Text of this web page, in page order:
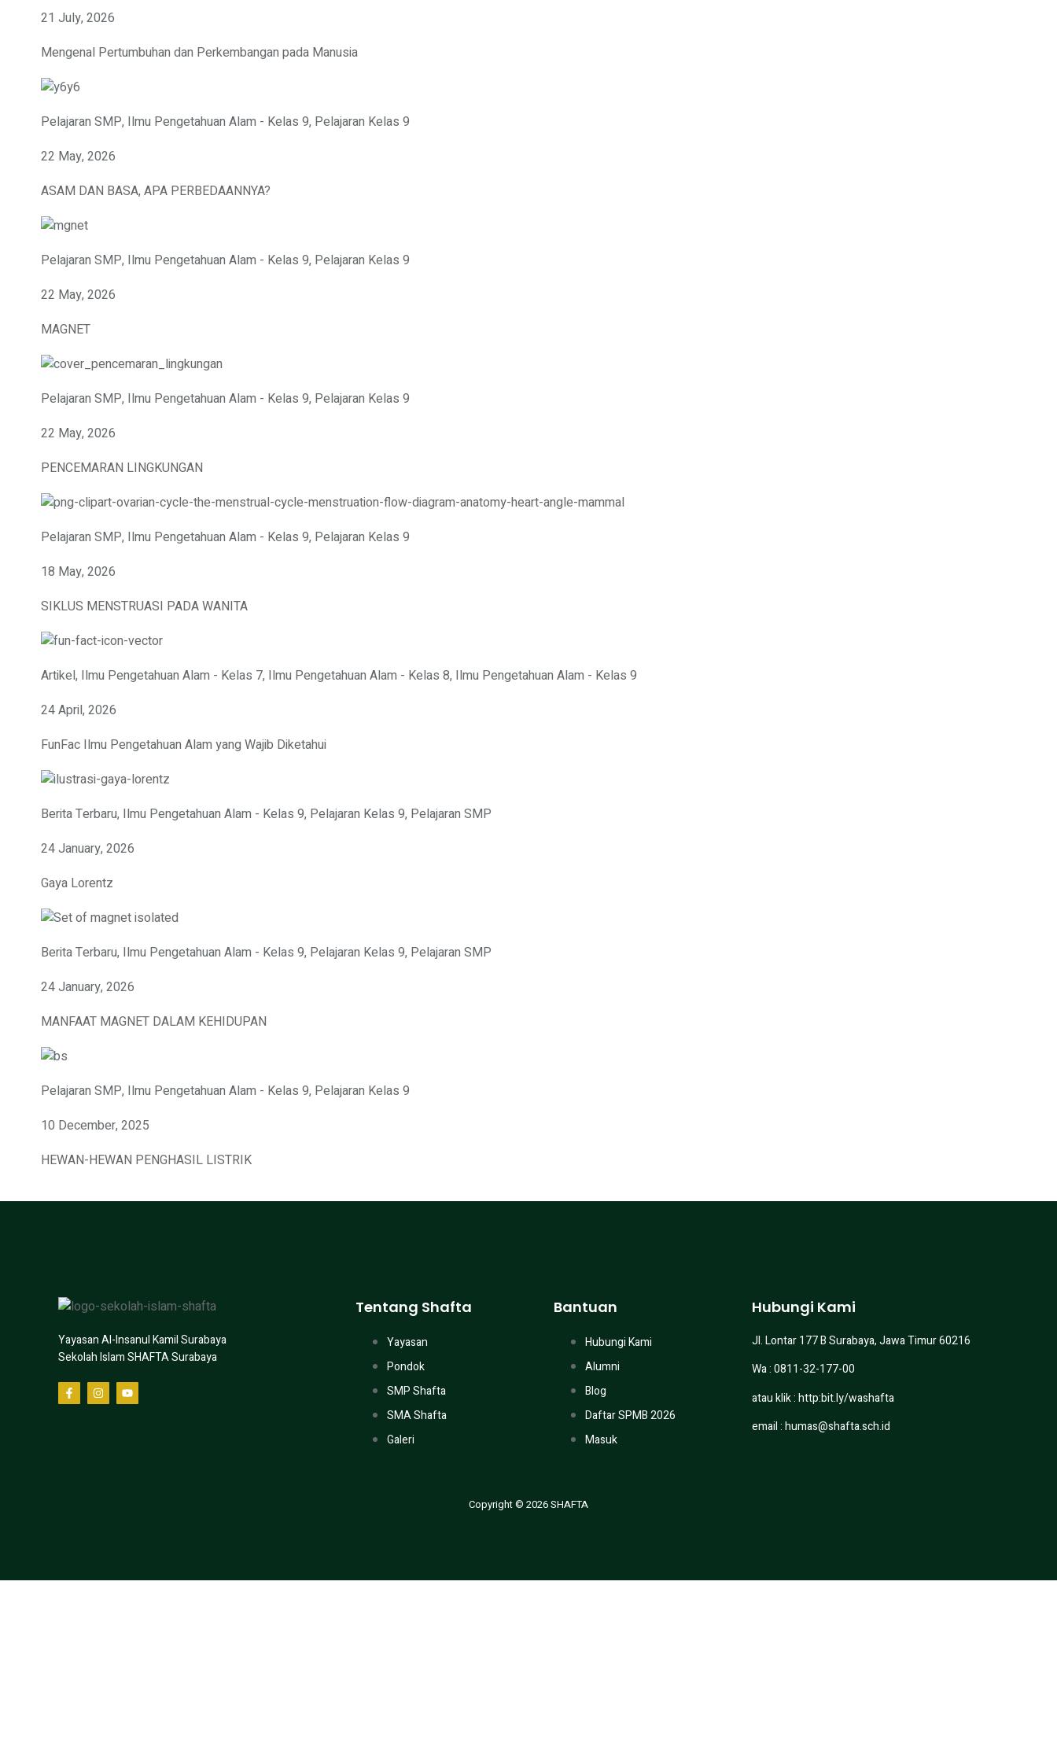
21 July, 2026
Mengenal Pertumbuhan dan Perkembangan pada Manusia
Pelajaran SMP, Ilmu Pengetahuan Alam - Kelas 9, Pelajaran Kelas 9
22 May, 2026
ASAM DAN BASA, APA PERBEDAANNYA?
Pelajaran SMP, Ilmu Pengetahuan Alam - Kelas 9, Pelajaran Kelas 9
22 May, 2026
MAGNET
Pelajaran SMP, Ilmu Pengetahuan Alam - Kelas 9, Pelajaran Kelas 9
22 May, 2026
PENCEMARAN LINGKUNGAN
Pelajaran SMP, Ilmu Pengetahuan Alam - Kelas 9, Pelajaran Kelas 9
18 May, 2026
SIKLUS MENSTRUASI PADA WANITA
Artikel, Ilmu Pengetahuan Alam - Kelas 7, Ilmu Pengetahuan Alam - Kelas 8, Ilmu Pengetahuan Alam - Kelas 9
24 April, 2026
FunFac Ilmu Pengetahuan Alam yang Wajib Diketahui
Berita Terbaru, Ilmu Pengetahuan Alam - Kelas 9, Pelajaran Kelas 9, Pelajaran SMP
24 January, 2026
Gaya Lorentz
Berita Terbaru, Ilmu Pengetahuan Alam - Kelas 9, Pelajaran Kelas 9, Pelajaran SMP
24 January, 2026
MANFAAT MAGNET DALAM KEHIDUPAN
Pelajaran SMP, Ilmu Pengetahuan Alam - Kelas 9, Pelajaran Kelas 9
10 December, 2025
HEWAN-HEWAN PENGHASIL LISTRIK
Yayasan Al-Insanul Kamil Surabaya
Sekolah Islam SHAFTA Surabaya
Tentang Shafta
Yayasan
Pondok
SMP Shafta
SMA Shafta
Galeri
Bantuan
Hubungi Kami
Alumni
Blog
Daftar SPMB 2026
Masuk
Hubungi Kami
Jl. Lontar 177 B Surabaya, Jawa Timur 60216
Wa : 0811-32-177-00
atau klik :http:bit.ly/washafta
email :humas@shafta.sch.id
Copyright © 2026 SHAFTA